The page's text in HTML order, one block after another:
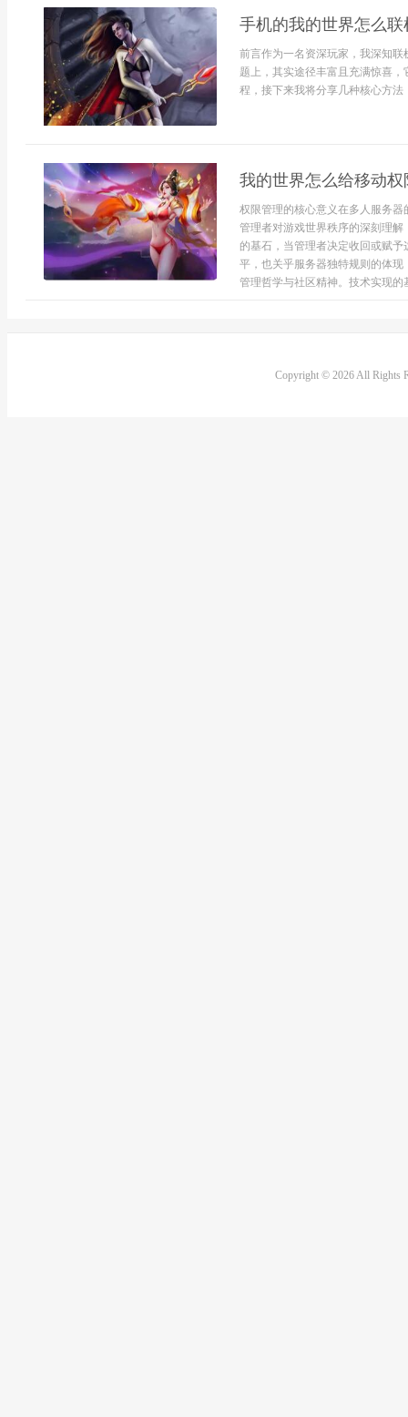
手机的我的世界怎么
前言作为一名资深玩家，我深知
题上，其实途径丰富且充满惊喜
程，接下来我将分享几种核心方
我的世界怎么给移动
权限管理的核心意义在多人服务
管理者对游戏世界秩序的深刻理
的基石，当管理者决定收回或赋
平，也关乎服务器独特规则的体
管理哲学与社区精神。技术实现
Copyright © 2026 All Rights